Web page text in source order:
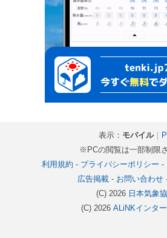
表示： モバイル｜
※PCの閲覧は一部制限
利用規約 - プライバシーポリシー -
広告掲載- お問い合わせ
(C) 2026 日本気象
(C) 2026 ALiNKインタ